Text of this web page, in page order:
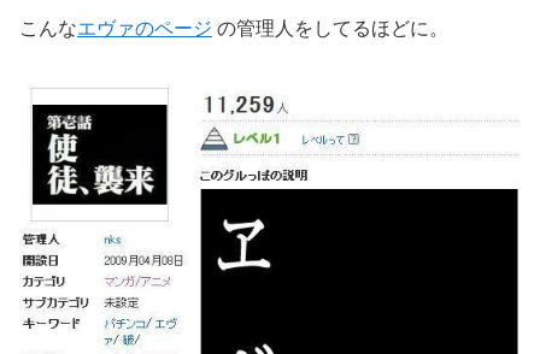
こんなエヴァのページ の管理人をしてるほどに。